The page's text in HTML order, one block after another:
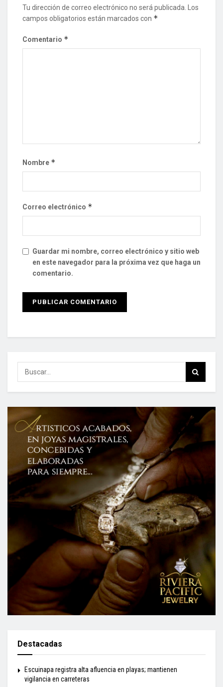
Tu dirección de correo electrónico no será publicada.
Los
campos obligatorios están marcados con *
Comentario *
Nombre *
Correo electrónico *
Guardar mi nombre, correo electrónico y sitio web
en este navegador para la próxima vez que haga un
comentario.
Destacadas
Escuinapa registra alta afluencia en playas; mantienen
vigilancia en carreteras